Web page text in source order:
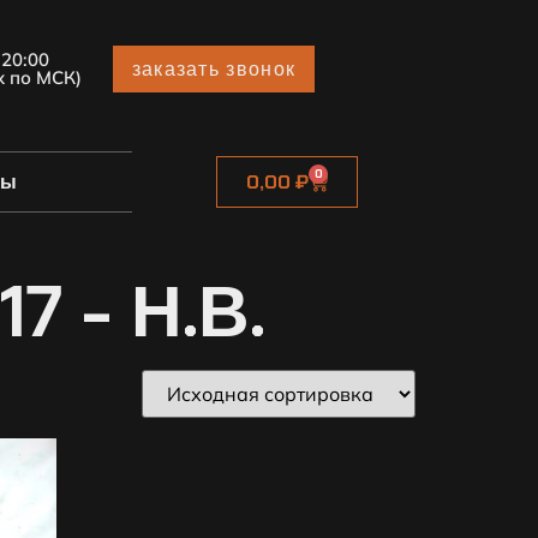
по МСК) заказать звонок
0,00₽ 0
- Н.В.